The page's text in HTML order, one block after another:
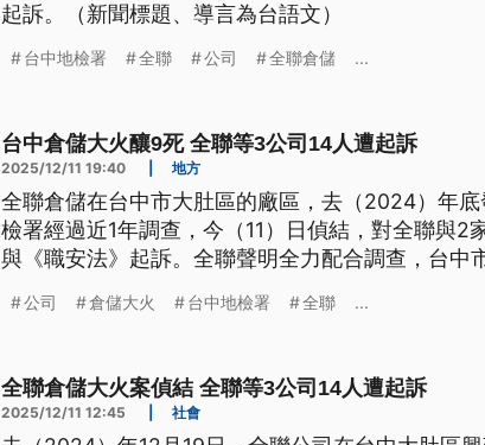
起訴。（新聞標題、導言為台語文）
台中地檢署 全聯 公司 全聯倉儲 ...
台中倉儲大火釀9死 全聯等3公司14人遭起訴
2025/12/11 19:40 地方
全聯倉儲在台中市大肚區的廠區，去（2024）年
檢署經過近1年調查，今（11）日偵結，對全聯與2
與《職安法》起訴。全聯聲明全力配合調查，台中
公司 倉儲大火 台中地檢署 全聯 ...
全聯倉儲大火案偵結 全聯等3公司14人遭起訴
2025/12/11 12:45 社會